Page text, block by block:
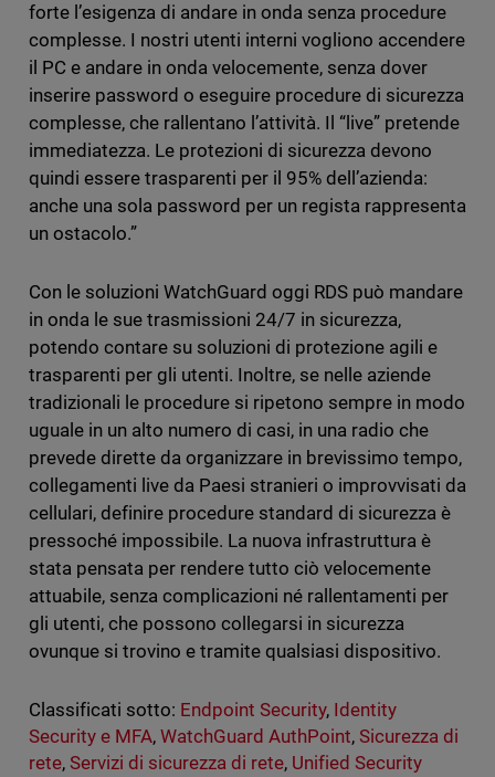
forte l’esigenza di andare in onda senza procedure
complesse. I nostri utenti interni vogliono accendere
il PC e andare in onda velocemente, senza dover
inserire password o eseguire procedure di sicurezza
complesse, che rallentano l’attività. Il “live” pretende
immediatezza. Le protezioni di sicurezza devono
quindi essere trasparenti per il 95% dell’azienda:
anche una sola password per un regista rappresenta
un ostacolo.”
Con le soluzioni WatchGuard oggi RDS può mandare
in onda le sue trasmissioni 24/7 in sicurezza,
potendo contare su soluzioni di protezione agili e
trasparenti per gli utenti. Inoltre, se nelle aziende
tradizionali le procedure si ripetono sempre in modo
uguale in un alto numero di casi, in una radio che
prevede dirette da organizzare in brevissimo tempo,
collegamenti live da Paesi stranieri o improvvisati da
cellulari, definire procedure standard di sicurezza è
pressoché impossibile. La nuova infrastruttura è
stata pensata per rendere tutto ciò velocemente
attuabile, senza complicazioni né rallentamenti per
gli utenti, che possono collegarsi in sicurezza
ovunque si trovino e tramite qualsiasi dispositivo.
Classificati sotto: Endpoint Security, Identity
Security e MFA, WatchGuard AuthPoint,Sicurezza di
rete, Servizi di sicurezza di rete, Unified Security